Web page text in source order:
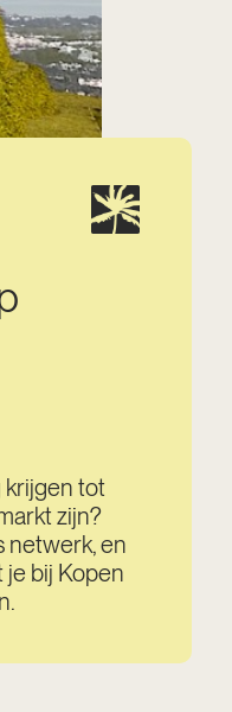
krijgen tot
zijn?
netwerk, en
bij Kopen